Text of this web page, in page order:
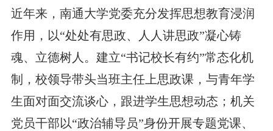
近年来，南通大学党委充分发挥思想教育浸润
作用，以“处处有思政、人人讲思政”凝心铸
魂、立德树人。建立“书记校长有约”常态化机
制，校领导带头当班主任上思政课，与青年学
生面对面交流谈心，跟进学生思想动态；机关
党员干部以“政治辅导员”身份开展专题党课、